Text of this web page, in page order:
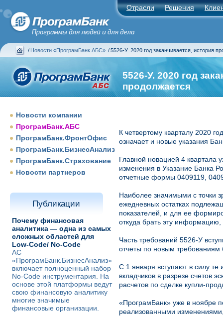
Отрасли Решения
/ Новости «ПрограмБанк.АБС» / 5526-У. 2020 год заканчивается, история
5526-У. 2020 год
продолжается
Новости компании
ПрограмБанк.АБС
ПрограмБанк.ФронтОфис
ПрограмБанк.БизнесАнализ
ПрограмБанк.Страхование
Новости партнеров
Публикации
Почему финансовая
аналитика — одна из самых
сложных областей для
Low-Code/ No-Code
АС
«ПрограмБанк.БизнесАнализ»
включает полноценный набор
No-Code инструментария. На
основе этой платформы ведут
свою финансовую аналитику
многие значимые
финансовые организации.
К четвертому кварталу 2020
означает и новые указания
Главной новацией 4 квартала
изменения в Указание Банка
отчетные формы 0409119,
Наиболее значимыми с точки
ежедневных остатках
показателей, и для ее
откуда брать эту
Часть требований 5526-У
отчеты по новым
С 1 января вступают в силу
вкладчиков в разрезе счетов
расчетов по сделке купли-
«ПрограмБанк» уже в ноябре
реализованными